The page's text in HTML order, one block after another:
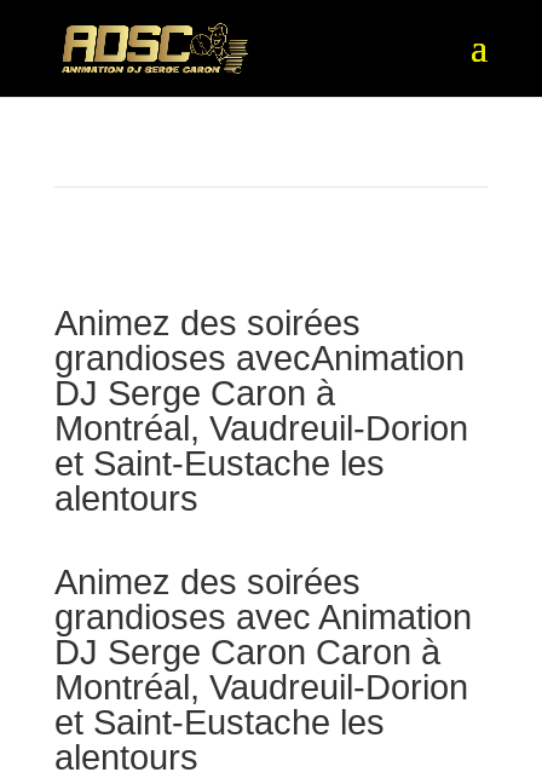
Animez des soirées
grandioses avecAnimation
DJ Serge Caron à
Montréal, Vaudreuil-Dorion
et Saint-Eustache les
alentours
Animez des soirées
grandioses avec Animation
DJ Serge Caron Caron à
Montréal, Vaudreuil-Dorion
et Saint-Eustache les
alentours